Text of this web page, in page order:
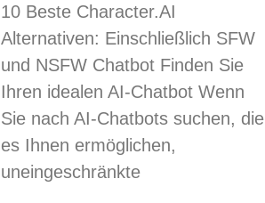
10 Beste Character.AI
Alternativen: Einschließlich SFW
und NSFW Chatbot Finden Sie
Ihren idealen AI-Chatbot Wenn
Sie nach AI-Chatbots suchen, die
es Ihnen ermöglichen,
uneingeschränkte